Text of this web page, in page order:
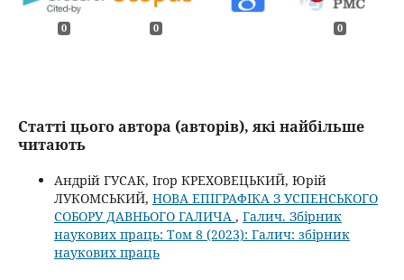
0 0 0
Статті цього автора (авторів), які найбільше
читають
Андрій ГУСАК, Ігор КРЕХОВЕЦЬКИЙ, Юрій
ЛУКОМСЬКИЙ, НОВА ЕПІГРАФІКА З УСПЕНСЬКОГО
СОБОРУ ДАВНЬОГО ГАЛИЧА , Галич. Збірник
наукових праць: Том 8 (2023): Галич: збірник
наукових праць